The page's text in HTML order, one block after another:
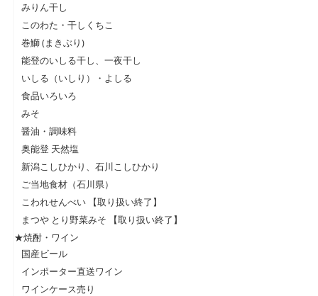
みりん干し
このわた・干しくちこ
巻鰤 (まきぶり)
能登のいしる干し、一夜干し
いしる（いしり）・よしる
食品いろいろ
みそ
醤油・調味料
奥能登 天然塩
新潟こしひかり、石川こしひかり
ご当地食材（石川県）
こわれせんべい 【取り扱い終了】
まつや とり野菜みそ 【取り扱い終了】
★焼酎・ワイン
国産ビール
インポーター直送ワイン
ワインケース売り